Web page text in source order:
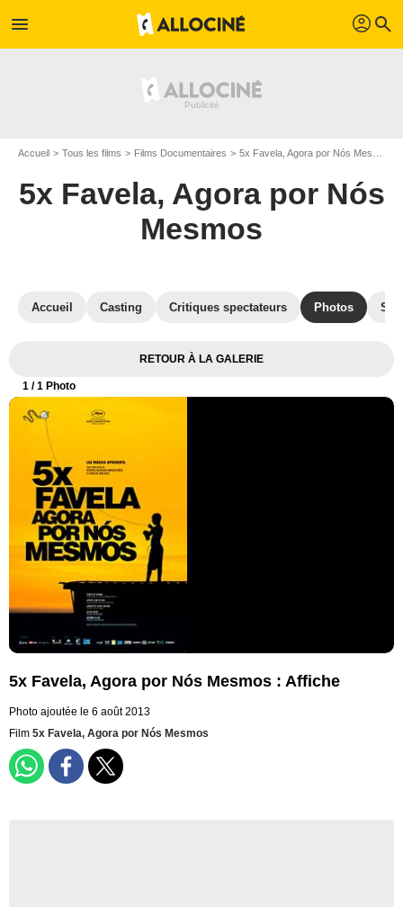
menu profil search
Accueil Tous les films Films Documentaires 5x Favela, Agora por Nós Mesmos
5x Favela, Agora por Nós
Mesmos
Accueil Casting Critiques spectateurs Photos
RETOUR À LA GALERIE
1 / 1 Photo
5x Favela, Agora por Nós Mesmos : Affiche
Photo ajoutée le 6 août 2013
Film 5x Favela, Agora por Nós Mesmos